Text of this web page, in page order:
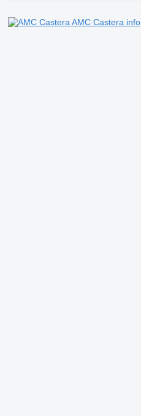
AMC Castera info